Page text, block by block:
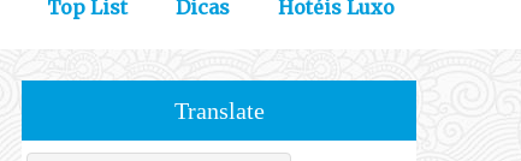
Top List Dicas Hotéis Luxo
Translate